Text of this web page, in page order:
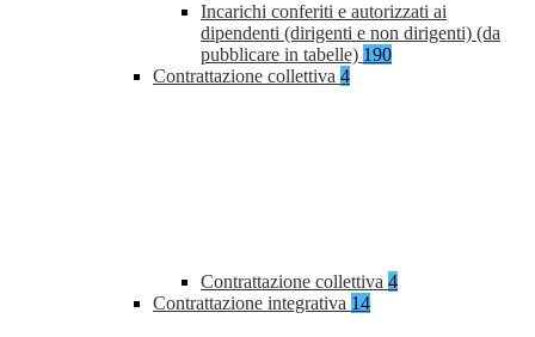
Incarichi conferiti e autorizzati ai
dipendenti (dirigenti e non dirigenti) (da
pubblicare in tabelle) 190
Contrattazione collettiva 4
Contrattazione collettiva 4
Contrattazione integrativa 14